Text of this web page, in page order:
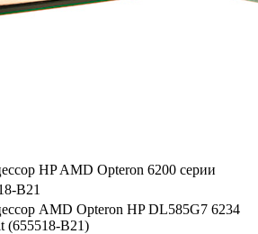
HP AMD Opteron 6200 серии
B21
AMD Opteron HP DL585G7 6234
(655518-B21)